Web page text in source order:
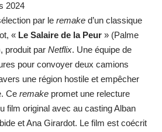
2024
par le remake d’un classique
« Le Salaire de la Peur » (Palme
produit par Netflix. Une équipe de
pour convoyer deux camions
une région hostile et empêcher
Ce remake promet une relecture
film original avec au casting Alban
et Ana Girardot. Le film est coécrit